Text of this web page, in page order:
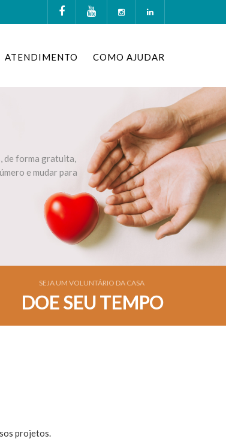
ATENDIMENTO COMO AJUDAR
de forma gratuita,
e mudar para
SEJA UM VOLUNTÁRIO DA CASA
DOE SEU TEMPO
projetos.